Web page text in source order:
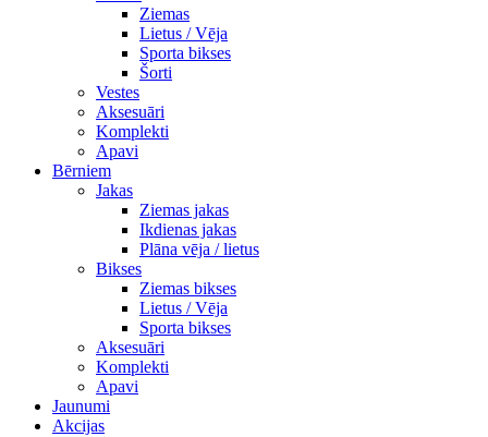
Ziemas
Lietus / Vēja
Sporta bikses
Šorti
Vestes
Aksesuāri
Komplekti
Apavi
Bērniem
Jakas
Ziemas jakas
Ikdienas jakas
Plāna vēja / lietus
Bikses
Ziemas bikses
Lietus / Vēja
Sporta bikses
Aksesuāri
Komplekti
Apavi
Jaunumi
Akcijas